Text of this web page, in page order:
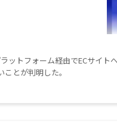
ットフォーム経由でECサイト
とが判明した。